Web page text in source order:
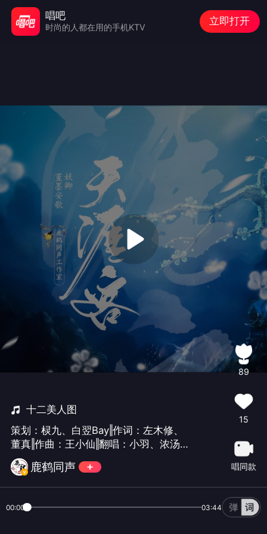
十二美人图
策划：棂九、白翌Bay‖作词：左木修、
董真‖作曲：王小仙‖翻唱：小羽、浓汤
宝、小雪人、白茶纪、桃李不言、除
西、绫子RINGO、锦瑟、南悦萝卜、钱
袋、慕灼、白翌Bay ‖修对：沐白、绫子
题字：谣曦怀‖海报：褚怀予‖鹿鹤同声祝
鹿鹤同声
89
15
唱同款
00:00 03:44
唱吧
时尚的人都在用的手机KTV
立即打开